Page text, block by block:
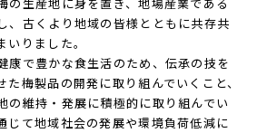
、古くより地域の皆様とともに共存共
りました。
康で豊かな食生活のため、伝承の技を
梅製品の開発に取り組んでいくこと、
の維持・発展に積極的に取り組んでい
じて地域社会の発展や環境負荷低減に